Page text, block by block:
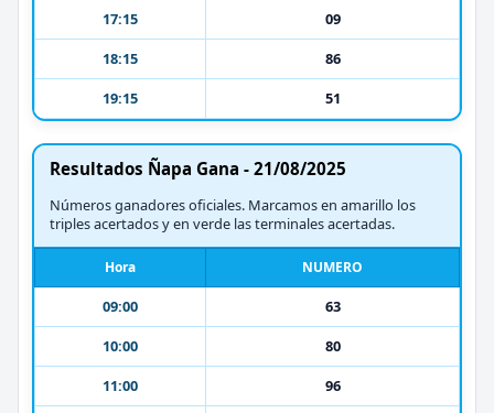
17:15
09
18:15
86
19:15
51
Resultados Ñapa Gana - 21/08/2025
Números ganadores oficiales. Marcamos en amarillo los
triples acertados y en verde las terminales acertadas.
Hora NUMERO
09:00
63
10:00
80
11:00
96